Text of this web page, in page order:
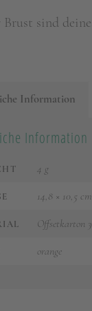
sind
Information
Information
4 g
14,8 × 10,5 cm
Offsetkarton
orange